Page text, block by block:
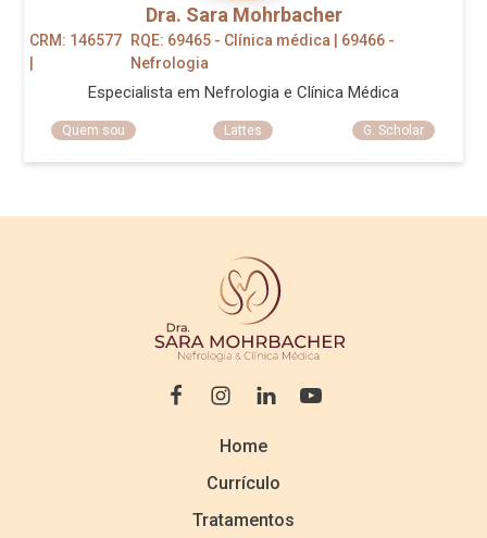
Dra. Sara Mohrbacher
CRM: 146577
|
RQE: 69465 - Clínica médica | 69466 -
Nefrologia
Especialista em Nefrologia e Clínica Médica
Quem sou Lattes G. Scholar
Home
Currículo
Tratamentos